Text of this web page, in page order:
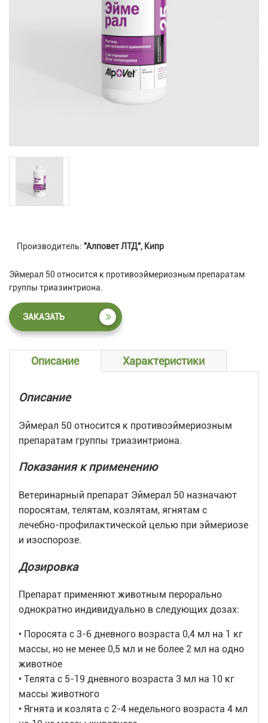
Производитель: "Алповет ЛТД", Кипр
Эймерал 50 относится к противоэймериозным препаратам
группы триазинтриона.
ЗАКАЗАТЬ
Описание Характеристики
Описание
Эймерал 50 относится к противоэймериозным
препаратам группы триазинтриона.
Показания к применению
Ветеринарный препарат Эймерал 50 назначают
поросятам, телятам, козлятам, ягнятам с
лечебно-профилактической целью при эймериозе
и изоспорозе.
Дозировка
Препарат применяют животным перорально
однократно индивидуально в следующих дозах:
• Поросята с 3-6 дневного возраста 0,4 мл на 1 кг
массы, но не менее 0,5 мл и не более 2 мл на одно
животное
• Телята с 5-19 дневного возраста 3 мл на 10 кг
массы животного
• Ягнята и козлята с 2-4 недельного возраста 4 мл